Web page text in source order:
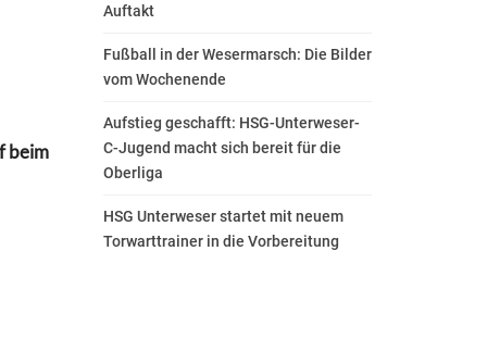
beim
Auftakt
Fußball in der Wesermarsch: Die Bilder
vom Wochenende
Aufstieg geschafft: HSG-Unterweser-
C-Jugend macht sich bereit für die
Oberliga
HSG Unterweser startet mit neuem
Torwarttrainer in die Vorbereitung